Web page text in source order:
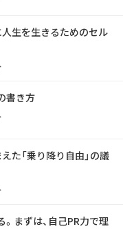
生を生きるためのセル
書き方
た「乗り降り自由」の議
まずは、自己PR力で理